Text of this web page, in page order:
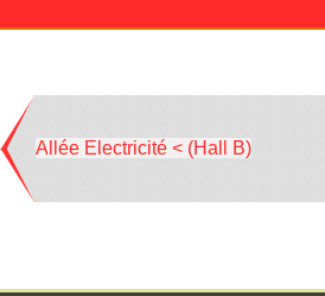
Allée Electricité < (Hall B)